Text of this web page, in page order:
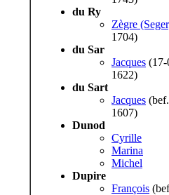
du Ry
Zègre
1704)
du Sar
Jacques (17-
1622)
du Sart
Jacques (bef.
1607)
Dunod
Cyrille
Marina
Michel
Dupire
François